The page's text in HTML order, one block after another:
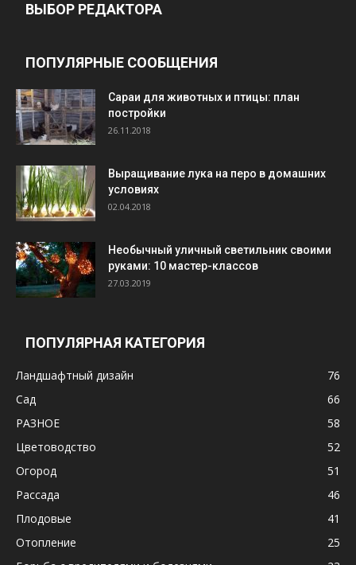
ВЫБОР РЕДАКТОРА
ПОПУЛЯРНЫЕ СООБЩЕНИЯ
Cараи для животных и птицы: план
постройки
26.11.2018
Выращивание лука на перо в домашних
условиях
02.04.2018
Необычный уличный светильник своими
руками: 10 мастер-классов
27.03.2019
ПОПУЛЯРНАЯ КАТЕГОРИЯ
Ландшафтный дизайн
76
Сад
66
РАЗНОЕ
58
Цветоводство
52
Огород
51
Рассада
46
Плодовые
41
Отопление
25